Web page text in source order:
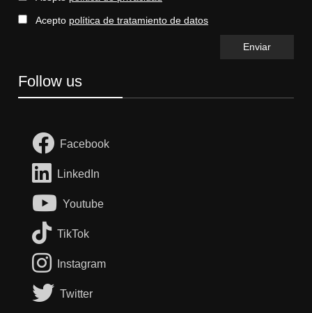
Acepto política de tratamiento de datos
Follow us
Facebook
LinkedIn
Youtube
TikTok
Instagram
Twitter